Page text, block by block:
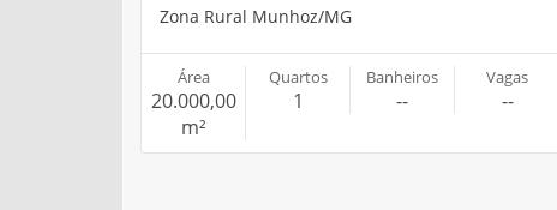
Zona Rural Munhoz/MG
Área
20.000,00
m²
Quartos
1
Banheiros
--
Vagas
--